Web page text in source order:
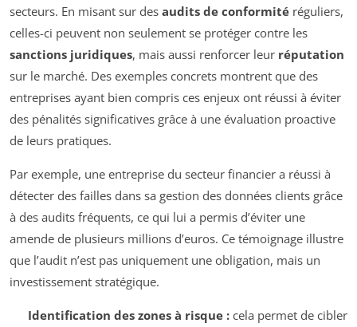
secteurs. En misant sur des audits de conformité réguliers,
celles-ci peuvent non seulement se protéger contre les
sanctions juridiques, mais aussi renforcer leur réputation
sur le marché. Des exemples concrets montrent que des
entreprises ayant bien compris ces enjeux ont réussi à éviter
des pénalités significatives grâce à une évaluation proactive
de leurs pratiques.
Par exemple, une entreprise du secteur financier a réussi à
détecter des failles dans sa gestion des données clients grâce
à des audits fréquents, ce qui lui a permis d’éviter une
amende de plusieurs millions d’euros. Ce témoignage illustre
que l’audit n’est pas uniquement une obligation, mais un
investissement stratégique.
Identification des zones à risque :cela permet de cibler